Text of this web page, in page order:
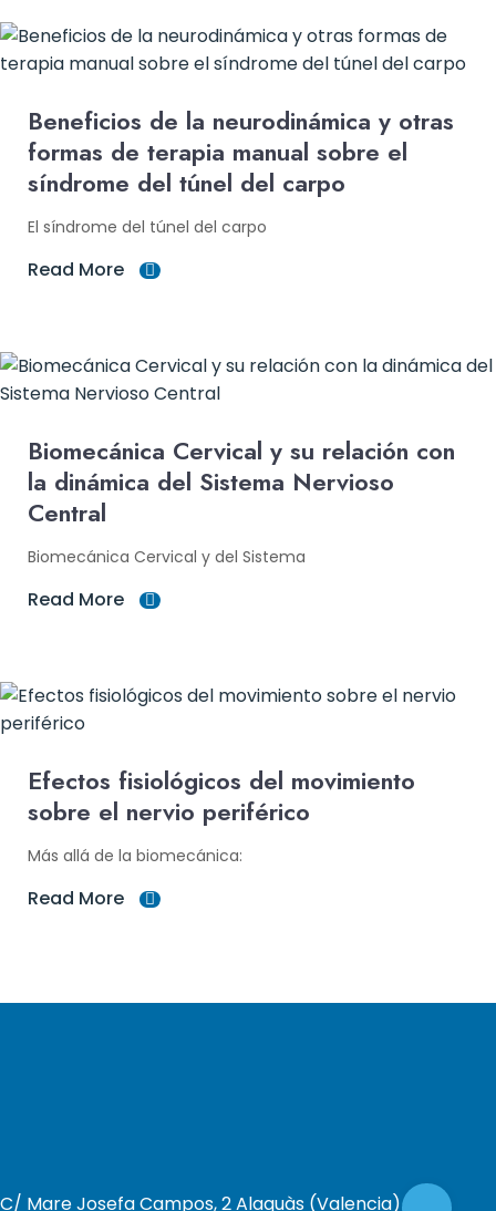
Beneficios de la neurodinámica y otras
formas de terapia manual sobre el
síndrome del túnel del carpo
El síndrome del túnel del carpo
Read More
Biomecánica Cervical y su relación con
la dinámica del Sistema Nervioso
Central
Biomecánica Cervical y del Sistema
Read More
Efectos fisiológicos del movimiento
sobre el nervio periférico
Más allá de la biomecánica:
Read More
C/ Mare Josefa Campos, 2 Alaquàs (Valencia)